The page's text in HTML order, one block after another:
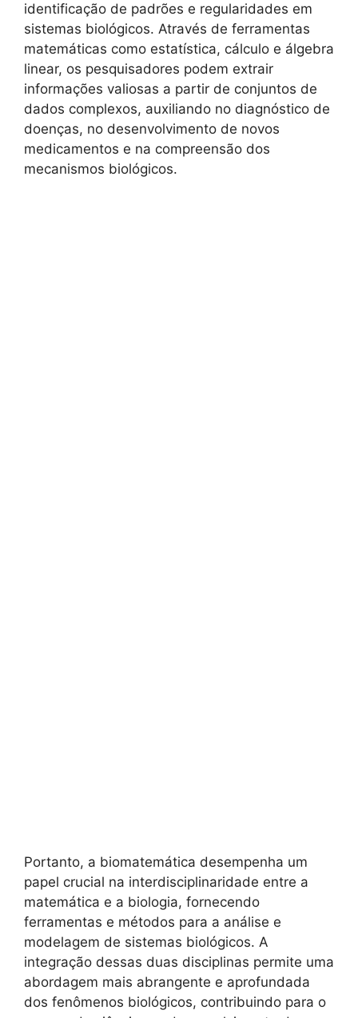
identificação de padrões e regularidades em
sistemas biológicos. Através de ferramentas
matemáticas como estatística, cálculo e álgebra
linear, os pesquisadores podem extrair
informações valiosas a partir de conjuntos de
dados complexos, auxiliando no diagnóstico de
doenças, no desenvolvimento de novos
medicamentos e na compreensão dos
mecanismos biológicos.
Portanto, a biomatemática desempenha um
papel crucial na interdisciplinaridade entre a
matemática e a biologia, fornecendo
ferramentas e métodos para a análise e
modelagem de sistemas biológicos. A
integração dessas duas disciplinas permite uma
abordagem mais abrangente e aprofundada
dos fenômenos biológicos, contribuindo para o